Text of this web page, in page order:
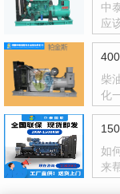
中
应
柴
化
如
来